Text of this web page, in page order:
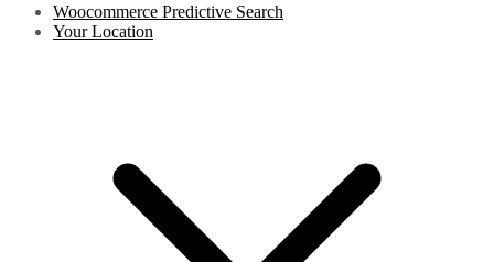
Woocommerce Predictive Search
Your Location